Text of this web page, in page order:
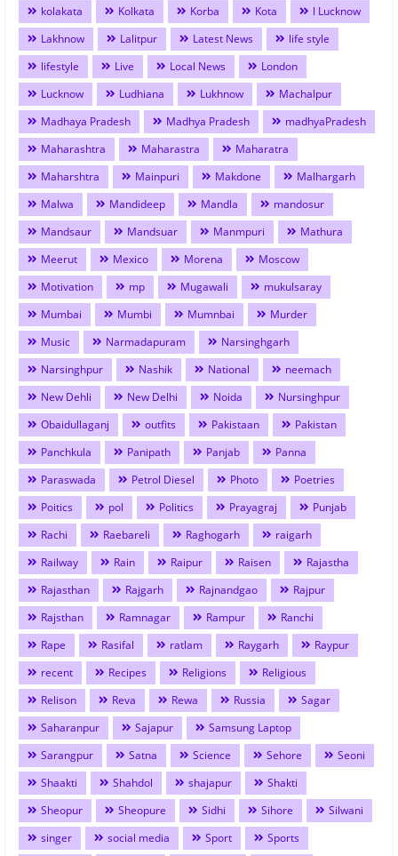
kolakata
Kolkata Korba Kota
l Lucknow
Lakhnow
Lalitpur Latest News
life style
lifestyle
Live Local News
London
Lucknow
Ludhiana Lukhnow
Machalpur
Madhaya Pradesh
Madhya Pradesh
madhyaPradesh
Maharashtra
Maharastra
Maharatra
Maharshtra
Mainpuri Makdone
Malhargarh
Malwa
Mandideep Mandla
mandosur
Mandsaur
Mandsuar Manmpuri
Mathura
Meerut
Mexico Morena
Moscow
Motivation
mp Mugawali
mukulsaray
Mumbai
Mumbi Mumnbai
Murder
Music
Narmadapuram
Narsinghgarh
Narsinghpur
Nashik National
neemach
New Dehli
New Delhi Noida
Nursinghpur
Obaidullaganj
outfits Pakistaan
Pakistan
Panchkula
Panipath Panjab
Panna
Paraswada
Petrol Diesel Photo
Poetries
Poitics
pol Politics Prayagraj
Punjab
Rachi
Raebareli Raghogarh
raigarh
Railway
Rain Raipur Raisen
Rajastha
Rajasthan
Rajgarh Rajnandgao
Rajpur
Rajsthan
Ramnagar Rampur
Ranchi
Rape
Rasifal ratlam Raygarh
Raypur
recent
Recipes Religions
Religious
Relison
Reva Rewa Russia
Sagar
Saharanpur
Sajapur
Samsung Laptop
Sarangpur
Satna Science Sehore
Seoni
Shaakti
Shahdol shajapur
Shakti
Sheopur
Sheopure Sidhi Sihore
Silwani
singer
social media Sport
Sports